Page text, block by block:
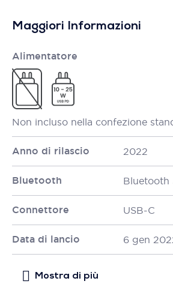
Maggiori Informazioni
Alimentatore
Non incluso nella confezione
Anno di rilascio 2022
Bluetooth Bluetooth
Connettore USB-C
Data di lancio 6 gen